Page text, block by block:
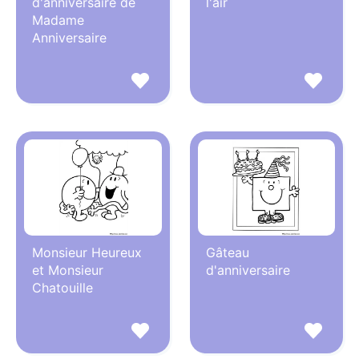
Madame
Anniversaire
Monsieur Heureux
et Monsieur
Chatouille
Gâteau
d'anniversaire